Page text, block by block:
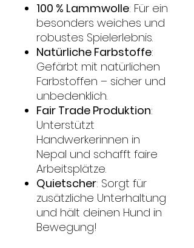
100 % Lammwolle: Für ein
besonders weiches und
robustes Spielerlebnis.
Natürliche Farbstoffe:
Gefärbt mit natürlichen
Farbstoffen – sicher und
unbedenklich.
Fair Trade Produktion:
Unterstützt
Handwerkerinnen in
Nepal und schafft faire
Arbeitsplätze.
Quietscher: Sorgt für
zusätzliche Unterhaltung
und hält deinen Hund in
Bewegung!